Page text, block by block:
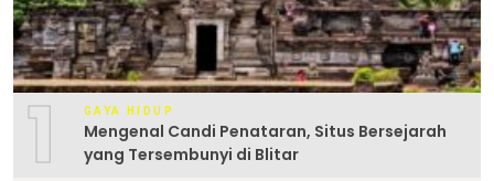
1 GAYA HIDUP
Mengenal Candi Penataran, Situs Bersejarah
yang Tersembunyi di Blitar